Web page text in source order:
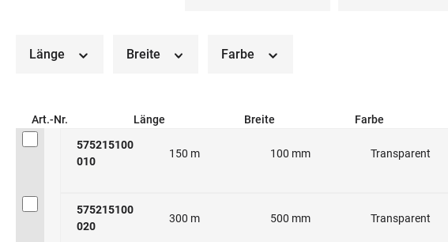
Länge Breite Farbe
Art.-Nr. Länge Breite Farbe
575215100
010
150 m 100 mm Transparent
575215100
020
300 m 500 mm Transparent